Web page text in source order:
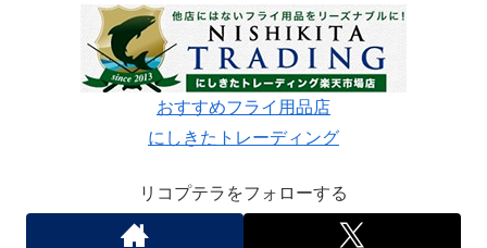
おすすめフライ用品店
にしきたトレーディング
リコプテラをフォローする